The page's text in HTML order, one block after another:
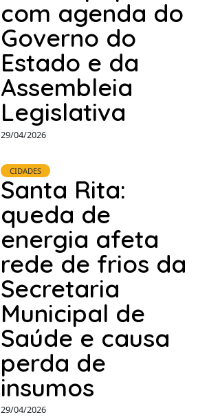
com agenda do
Governo do
Estado e da
Assembleia
Legislativa
29/04/2026
CIDADES
Santa Rita:
queda de
energia afeta
rede de frios da
Secretaria
Municipal de
Saúde e causa
perda de
insumos
29/04/2026